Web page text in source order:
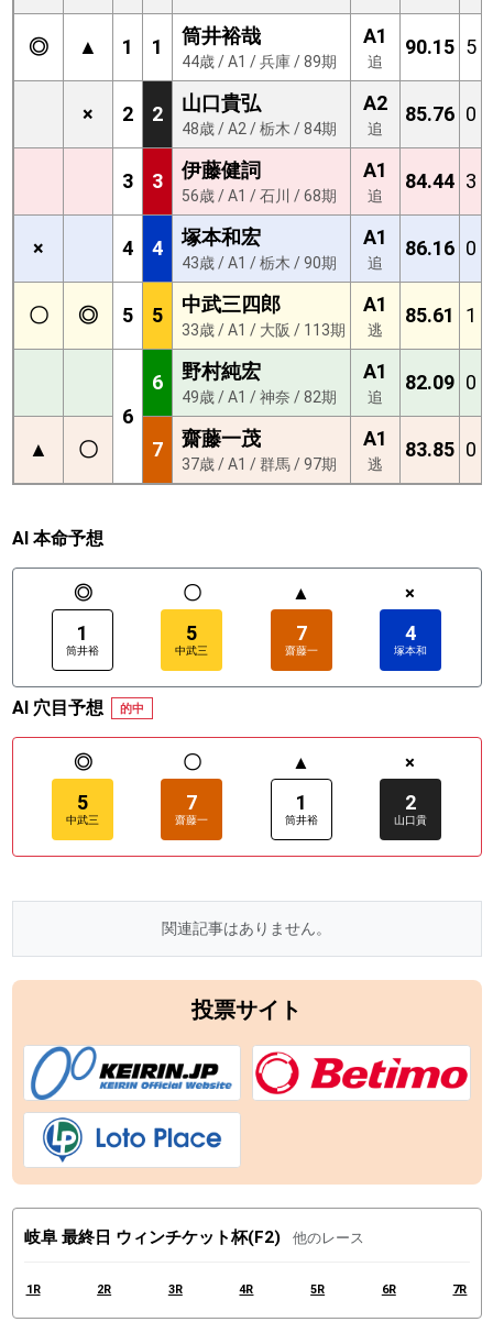
◎ ▲ 1 1 筒井裕哉
44歳 / A1 / 兵庫 / 89期
A1
追
90.15 5
× 2 2 山口貴弘
48歳 / A2 / 栃木 / 84期
A2
追
85.76 0
3 3 伊藤健詞
56歳 / A1 / 石川 / 68期
A1
追
84.44 3
× 4 4 塚本和宏
43歳 / A1 / 栃木 / 90期
A1
追
86.16 0
〇 ◎ 5 5 中武三四郎
33歳 / A1 / 大阪 / 113期
A1
逃
85.61 1
6
6 野村純宏
49歳 / A1 / 神奈 / 82期
A1
追
82.09 0
▲ 〇 7 齋藤一茂
37歳 / A1 / 群馬 / 97期
A1
逃
83.85 0
AI 本命予想
◎
1
筒井裕
〇
5
中武三
▲
7
齋藤一
×
4
塚本和
AI 穴目予想 的中
◎
5
中武三
〇
7
齋藤一
▲
1
筒井裕
×
2
山口貴
関連記事はありません。
投票サイト
岐阜 最終日 ウィンチケット杯(F2) 他のレース
1R 2R 3R 4R 5R 6R 7R